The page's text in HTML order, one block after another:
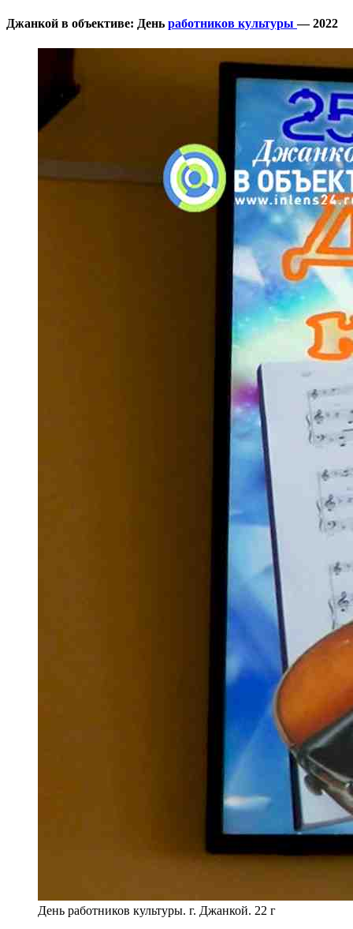
Джанкой в объективе: День работников культуры— 2022
День работников культуры. г. Джанкой. 22 г